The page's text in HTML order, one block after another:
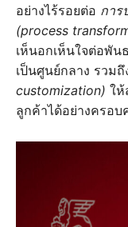
อย่างไร้รอยต่อ การ
(process
เห็นอกเห็นใจต่อพั
เป็นศูนย์กลาง รวมถึ
customization) ให้
ลูกค้าได้อย่างครอ